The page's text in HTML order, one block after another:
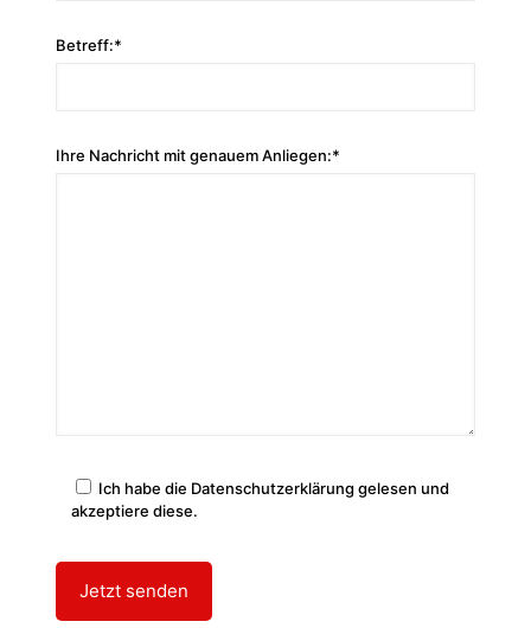
Betreff:*
Ihre Nachricht mit genauem Anliegen:*
Ich habe die Datenschutzerklärung gelesen und
akzeptiere diese.